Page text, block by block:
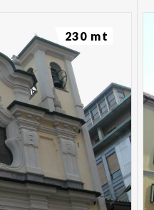
€ 80,50
230 mt